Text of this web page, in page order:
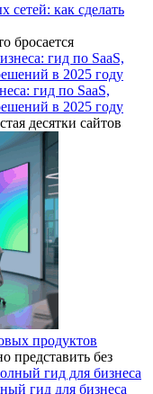
сетей: как сделать
бросается
гид по SaaS,
в 2025 году
десятки сайтов
продуктов
представить без
гид для бизнеса